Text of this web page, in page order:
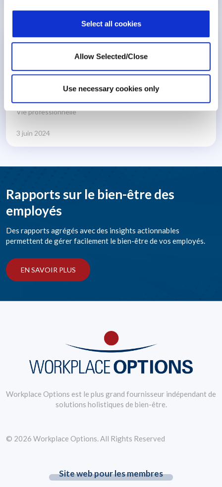
Select all cookies
Allow Selected/Close
Use necessary cookies only
Bien-être au travail : les défis de demain
26 min
Vie professionnelle
3 juin 2024
Rapports sur le bien-être des
employés
Des rapports agrégés avec des insights actionnables
permettent de gérer facilement le bien-être de vos employés.
EN SAVOIR PLUS
Workplace Options est le plus grand fournisseur indépendant de
solutions holistiques de bien-être.
Site web pour les membres
© 2026 Workplace Options. All Rights Reserved